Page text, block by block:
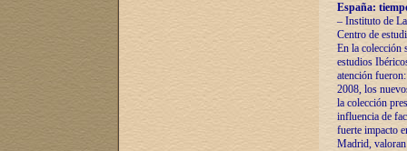
España:
– Instituto de
Centro de
En la colección
estudios
atención
2008, los
la colección
influencia de
fuerte impacto
Madrid,